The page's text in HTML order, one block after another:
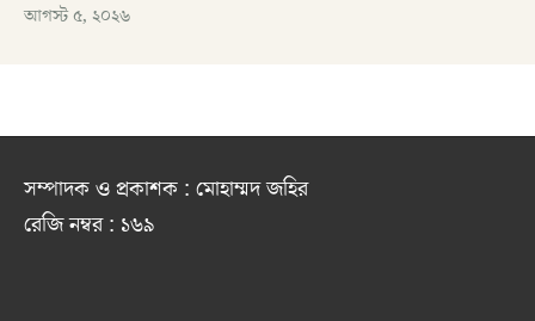
আগস্ট ৫, ২০২৬
সম্পাদক ও প্রকাশক : মোহাম্মদ জহির
রেজি নম্বর : ১৬৯